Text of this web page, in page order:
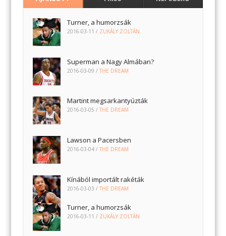
Turner, a humorzsák
2016-03-11 / ZUKÁLY ZOLTÁN
Superman a Nagy Almában?
2016-03-09 /THE DREAM
Martint megsarkantyúzták
2016-03-05 /THE DREAM
Lawson a Pacersben
2016-03-04 /THE DREAM
Kínából importált rakéták
2016-03-03 /THE DREAM
Turner, a humorzsák
2016-03-11 / ZUKÁLY ZOLTÁN